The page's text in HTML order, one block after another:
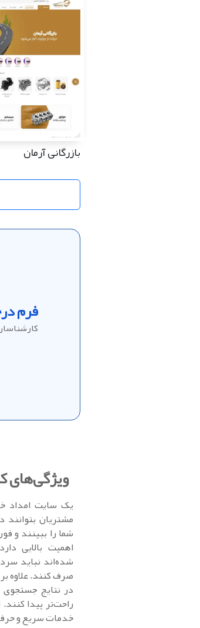
بازرگانی آرمان
فرم
ویژگی‌های
یک سایت امداد
مشتریان
شما را ببینند و
اهمیت بالایی
شده‌اند نباید
صرف کنند. علاوه
در نتایج
راحت‌تر پیدا
خدمات سریع و